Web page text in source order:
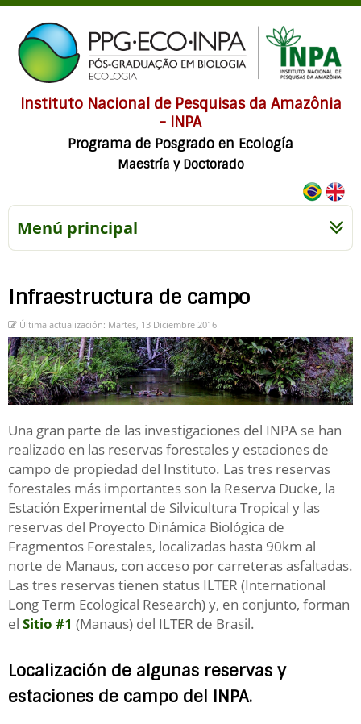
Instituto Nacional de Pesquisas da Amazônia
- INPA
Programa de Posgrado en Ecología
Maestría y Doctorado
Menú principal
Infraestructura de campo
Última actualización: Martes, 13 Diciembre 2016
Una gran parte de las investigaciones del INPA se han
realizado en las reservas forestales y estaciones de
campo de propiedad del Instituto. Las tres reservas
forestales más importantes son la Reserva Ducke, la
Estación Experimental de Silvicultura Tropical y las
reservas del Proyecto Dinámica Biológica de
Fragmentos Forestales, localizadas hasta 90km al
norte de Manaus, con acceso por carreteras asfaltadas.
Las tres reservas tienen status ILTER (International
Long Term Ecological Research) y, en conjunto, forman
el Sitio #1 (Manaus) del ILTER de Brasil.
Localización de algunas reservas y
estaciones de campo del INPA.